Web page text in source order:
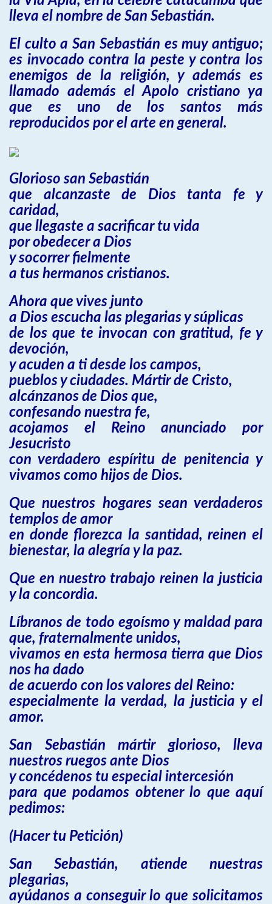
lleva el nombre de San Sebastián.
El culto a San Sebastián es muy antiguo;
es invocado contra la peste y contra los
enemigos de la religión, y además es
llamado además el Apolo cristiano ya
que es uno de los santos más
reproducidos por el arte en general.
Glorioso san Sebastián
que alcanzaste de Dios tanta fe y
caridad,
que llegaste a sacrificar tu vida
por obedecer a Dios
y socorrer fielmente
a tus hermanos cristianos.
Ahora que vives junto
a Dios escucha las plegarias y súplicas
de los que te invocan con gratitud, fe y
devoción,
y acuden a ti desde los campos,
pueblos y ciudades. Mártir de Cristo,
alcánzanos de Dios que,
confesando nuestra fe,
acojamos el Reino anunciado por
Jesucristo
con verdadero espíritu de penitencia y
vivamos como hijos de Dios.
Que nuestros hogares sean verdaderos
templos de amor
en donde florezca la santidad, reinen el
bienestar, la alegría y la paz.
Que en nuestro trabajo reinen la justicia
y la concordia.
Líbranos de todo egoísmo y maldad para
que, fraternalmente unidos,
vivamos en esta hermosa tierra que Dios
nos ha dado
de acuerdo con los valores del Reino:
especialmente la verdad, la justicia y el
amor.
San Sebastián mártir glorioso, lleva
nuestros ruegos ante Dios
y concédenos tu especial intercesión
para que podamos obtener lo que aquí
pedimos:
(Hacer tu Petición)
San Sebastián, atiende nuestras
plegarias,
ayúdanos a conseguir lo que solicitamos